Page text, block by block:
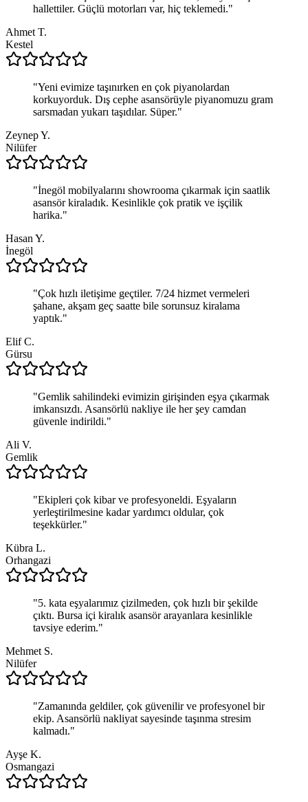
hallettiler. Güçlü motorları var, hiç teklemedi."
Ahmet T.
Kestel
"Yeni evimize taşınırken en çok piyanolardan
korkuyorduk. Dış cephe asansörüyle piyanomuzu gram
sarsmadan yukarı taşıdılar. Süper."
Zeynep Y.
Nilüfer
"İnegöl mobilyalarını showrooma çıkarmak için saatlik
asansör kiraladık. Kesinlikle çok pratik ve işçilik
harika."
Hasan Y.
İnegöl
"Çok hızlı iletişime geçtiler. 7/24 hizmet vermeleri
şahane, akşam geç saatte bile sorunsuz kiralama
yaptık."
Elif C.
Gürsu
"Gemlik sahilindeki evimizin girişinden eşya çıkarmak
imkansızdı. Asansörlü nakliye ile her şey camdan
güvenle indirildi."
Ali V.
Gemlik
"Ekipleri çok kibar ve profesyoneldi. Eşyaların
yerleştirilmesine kadar yardımcı oldular, çok
teşekkürler."
Kübra L.
Orhangazi
"5. kata eşyalarımız çizilmeden, çok hızlı bir şekilde
çıktı. Bursa içi kiralık asansör arayanlara kesinlikle
tavsiye ederim."
Mehmet S.
Nilüfer
"Zamanında geldiler, çok güvenilir ve profesyonel bir
ekip. Asansörlü nakliyat sayesinde taşınma stresim
kalmadı."
Ayşe K.
Osmangazi